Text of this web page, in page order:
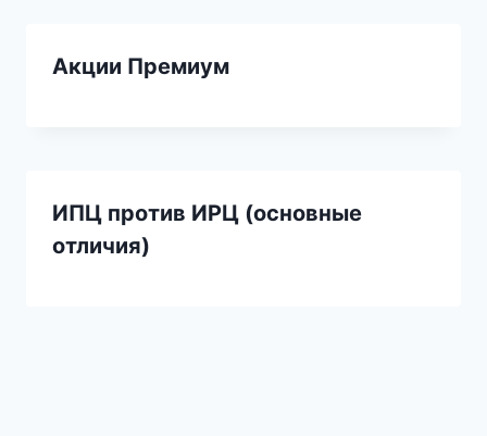
Акции Премиум
ИПЦ против ИРЦ (основные
отличия)